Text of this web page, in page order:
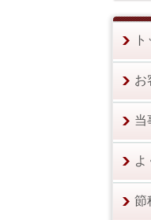
お
当
よ
節